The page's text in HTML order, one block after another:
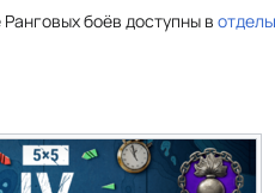
боёв доступны в